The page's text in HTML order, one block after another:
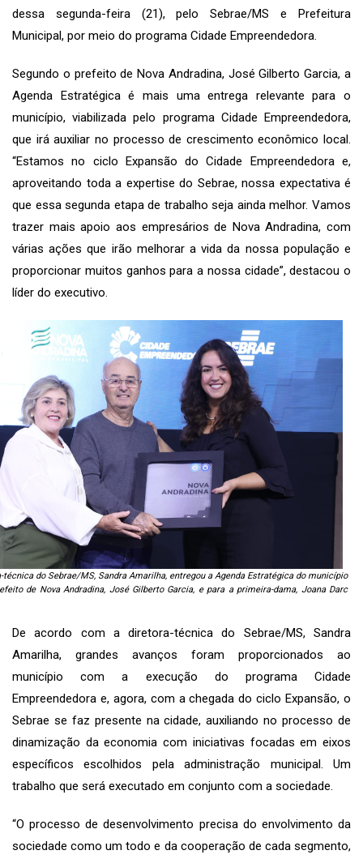
dessa segunda-feira (21), pelo Sebrae/MS e Prefeitura
Municipal, por meio do programa Cidade Empreendedora.
Segundo o prefeito de Nova Andradina, José Gilberto Garcia, a
Agenda Estratégica é mais uma entrega relevante para o
município, viabilizada pelo programa Cidade Empreendedora,
que irá auxiliar no processo de crescimento econômico local.
“Estamos no ciclo Expansão do Cidade Empreendedora e,
aproveitando toda a expertise do Sebrae, nossa expectativa é
que essa segunda etapa de trabalho seja ainda melhor. Vamos
trazer mais apoio aos empresários de Nova Andradina, com
várias ações que irão melhorar a vida da nossa população e
proporcionar muitos ganhos para a nossa cidade”, destacou o
líder do executivo.
técnica do Sebrae/MS, Sandra Amarilha, entregou a Agenda Estratégica do município
de Nova Andradina, José Gilberto Garcia, e para a primeira-dama, Joana Darc
De acordo com a diretora-técnica do Sebrae/MS, Sandra
Amarilha, grandes avanços foram proporcionados ao
município com a execução do programa Cidade
Empreendedora e, agora, com a chegada do ciclo Expansão, o
Sebrae se faz presente na cidade, auxiliando no processo de
dinamização da economia com iniciativas focadas em eixos
específicos escolhidos pela administração municipal. Um
trabalho que será executado em conjunto com a sociedade.
“O processo de desenvolvimento precisa do envolvimento da
sociedade como um todo e da cooperação de cada segmento,